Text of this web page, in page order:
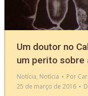
Um doutor no
um perito sobre
Notícia, Notícia Por
25 de março de 2016